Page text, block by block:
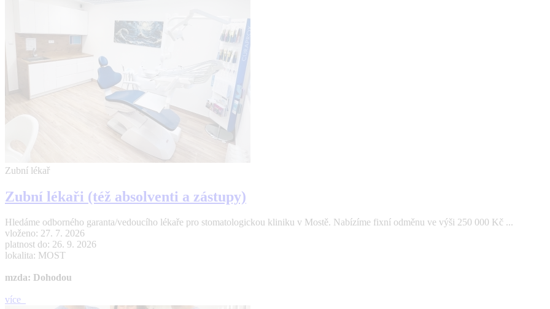
Zubní lékař
Zubní lékaři (též absolventi a zástupy)
Hledáme odborného garanta/vedoucího lékaře pro stomatologickou kliniku v Mostě. Nabízíme fixní odměnu ve výši 250 000 Kč ...
vloženo: 27. 7. 2026
platnost do: 26. 9. 2026
lokalita: MOST
mzda: Dohodou
více